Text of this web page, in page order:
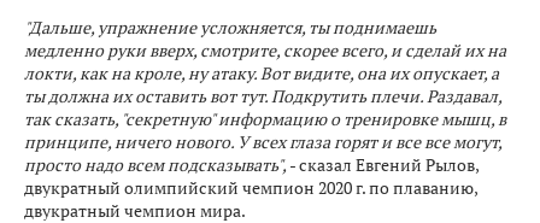
"Дальше, упражнение усложняется, ты поднимаешь
медленно руки вверх, смотрите, скорее всего, и сделай их на
локти, как на кроле, ну атаку. Вот видите, она их опускает, а
ты должна их оставить вот тут. Подкрутить плечи. Раздавал,
так сказать, "секретную" информацию о тренировке мышц, в
принципе, ничего нового. У всех глаза горят и все все могут,
просто надо всем подсказывать", - сказал Евгений Рылов,
двукратный олимпийский чемпион 2020 г. по плаванию,
двукратный чемпион мира.